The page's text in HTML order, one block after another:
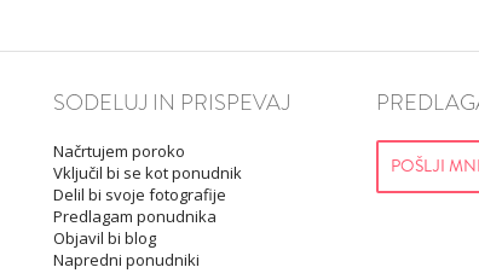
SODELUJ IN PRISPEVAJ
Načrtujem poroko
Vključil bi se kot ponudnik
Delil bi svoje fotografije
Predlagam ponudnika
Objavil bi blog
Napredni ponudniki
POŠLJI